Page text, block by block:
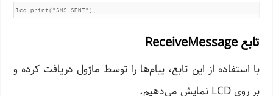
lcd.print("SMS SENT");
تابع ReceiveMessage
با استفاده از این تابع، پیام‌ها را توسط ماژول دریافت کرده و
بر روی LCD نمایش می‌دهیم.